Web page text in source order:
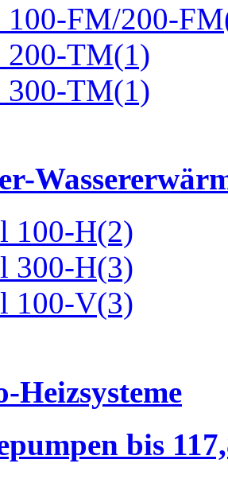
FM/200-FM
200-TM(1)
300-TM(1)
100-H(2)
300-H(3)
100-V(3)
Heizsysteme
bis